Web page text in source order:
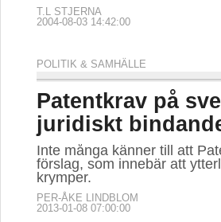
T.L STJERNA
2004-08-03 14:42:00
POLITIK & SAMHÄLLE
Patentkrav på
juridiskt
Inte många känner till att
förslag, som innebär att
krymper.
PER-ÅKE LINDBLOM
2013-01-08 07:00:00